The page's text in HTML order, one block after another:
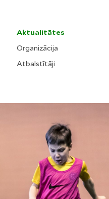
Aktualitātes
Organizācija
Atbalstītāji